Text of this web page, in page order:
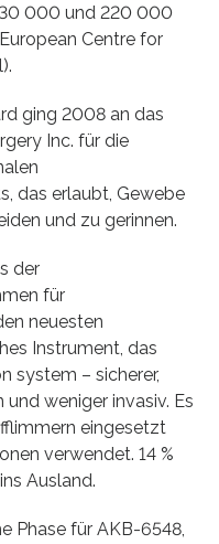
30 000 und 220 000
Centre for
ging 2008 an das
Inc. für die
das erlaubt, Gewebe
und zu gerinnen.
der
für
neuesten
Instrument, das
system – sicherer,
weniger invasiv. Es
eingesetzt
verwendet. 14 %
Ausland.
Phase für AKB-6548,